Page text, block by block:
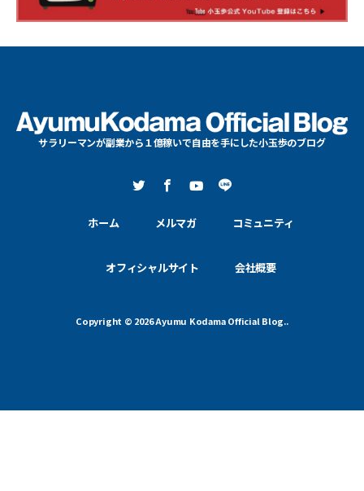
サラリーマンが副業から１億稼いで自由を手にした小玉歩のブログ
ホーム メルマガ コミュニティ
オフィシャルサイト 会社概要
Copyright © 2026 Ayumu Kodama Official Blog..